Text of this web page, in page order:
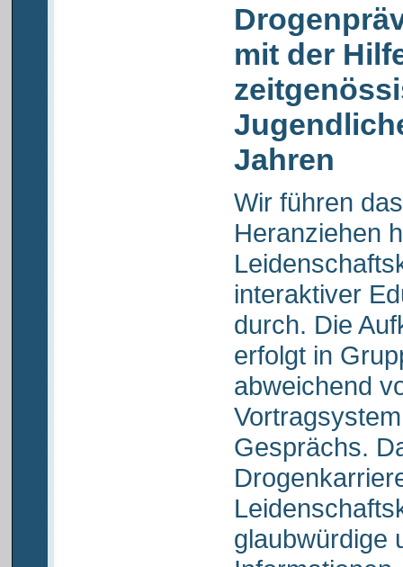
mit der
Jahren
Wir führen
Heranziehen
interaktiver
durch. Die
erfolgt in
abweichend
Gesprächs.
glaubwürdige